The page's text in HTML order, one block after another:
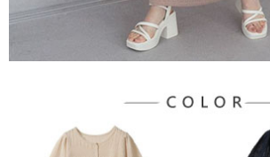
５．嚴禁一人註冊多個帳號或使用他人資訊註冊。若
恩沛科技股份有限公司將有權停止該用戶之使用額度